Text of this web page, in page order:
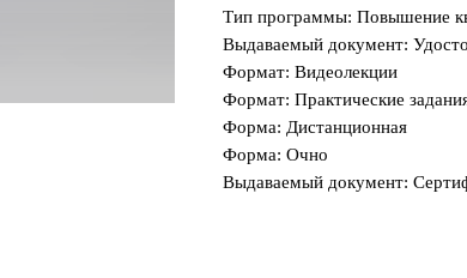
Тип программы: Повышение
Выдаваемый документ:
Формат: Видеолекции
Формат: Практические
Форма: Дистанционная
Форма: Очно
Выдаваемый документ: